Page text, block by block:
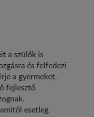
a szülők is
és felfedezi
a gyermeket,
fejlesztő
esetleg